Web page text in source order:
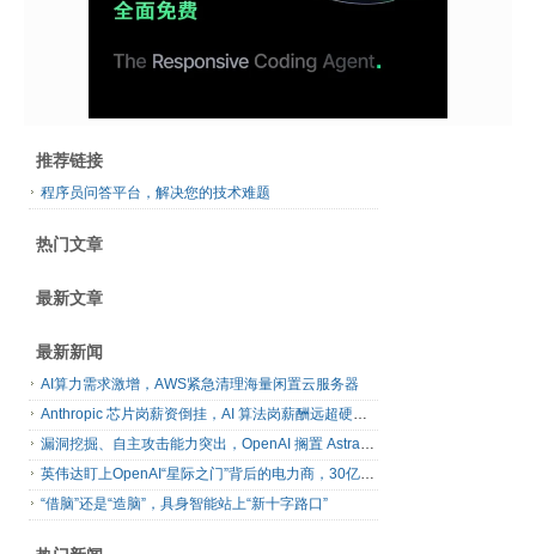
推荐链接
程序员问答平台，解决您的技术难题
热门文章
最新文章
最新新闻
AI算力需求激增，AWS紧急清理海量闲置云服务器
Anthropic 芯片岗薪资倒挂，AI 算法岗薪酬远超硬件工程师
漏洞挖掘、自主攻击能力突出，OpenAI 搁置 Astra 模型发布
英伟达盯上OpenAI“星际之门”背后的电力商，30亿美元直接入股
“借脑”还是“造脑”，具身智能站上“新十字路口”